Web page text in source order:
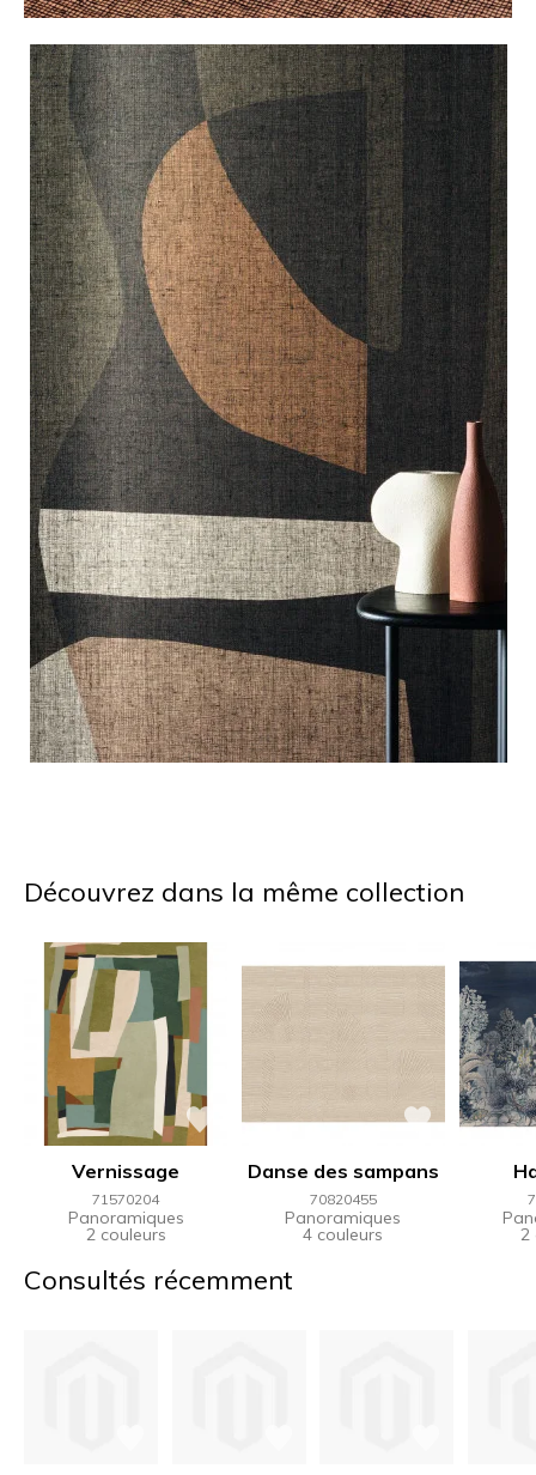
Découvrez dans la même collection
Vernissage
71570204
Panoramiques
2 couleurs
Danse des sampans
70820455
Panoramiques
4 couleurs 2
Consultés récemment